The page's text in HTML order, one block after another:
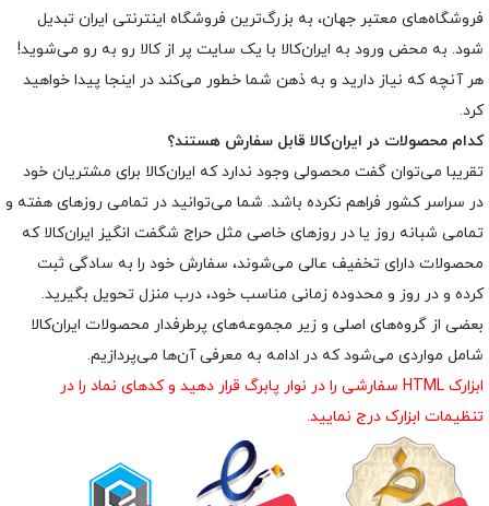
فروشگاه‌های معتبر جهان، به بزرگ‌ترین فروشگاه اینترنتی ایران تبدیل
شود. به محض ورود به ایران‌کالا با یک سایت پر از کالا رو به رو می‌شوید!
هر آنچه که نیاز دارید و به ذهن شما خطور می‌کند در اینجا پیدا خواهید
کرد.
کدام محصولات در ایران‌کالا قابل سفارش هستند؟
تقریبا می‌توان گفت محصولی وجود ندارد که ایران‌کالا برای مشتریان خود
در سراسر کشور فراهم نکرده باشد. شما می‌توانید در تمامی روزهای هفته و
تمامی شبانه روز یا در روزهای خاصی مثل حراج شگفت انگیز ایران‌کالا که
محصولات دارای تخفیف عالی می‌شوند، سفارش خود را به سادگی ثبت
کرده و در روز و محدوده زمانی مناسب خود، درب منزل تحویل بگیرید.
بعضی از گروه‌های اصلی و زیر مجموعه‌های پرطرفدار محصولات ایران‌کالا
شامل مواردی می‌شود که در ادامه به معرفی آن‌ها می‌پردازیم.
ابزارک HTML سفارشی را در نوار پابرگ قرار دهید و کدهای نماد را در
تنظیمات ابزارک درج نمایید.